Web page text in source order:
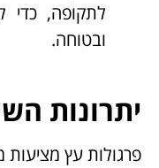
לתקופה, כדי
ובטוחה.
יתרונות
פרגולות עץ מציעות